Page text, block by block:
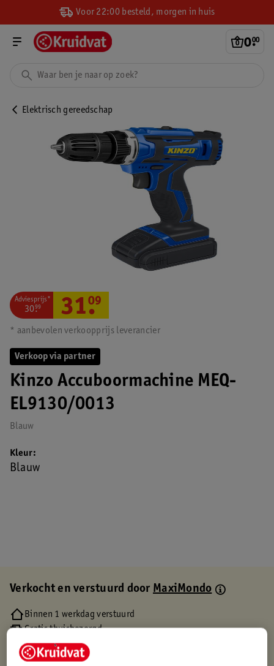
Voor 22:00 besteld, morgen in huis
0.
00
Elektrisch gereedschap
Verkoop via partner
Kinzo Accuboormachine MEQ-
EL9130/0013
Blauw
Adviesprijs*
30.
99 31.
09
* aanbevolen verkoopprijs leverancier
Kleur
Blauw
Verkocht en verstuurd doorMaxiMondo
Binnen 1 werkdag verstuurd
Gratis thuisbezorgd
Gratis retourneren via verkooppartner.
Gratis punten met je Kruidvat kaart